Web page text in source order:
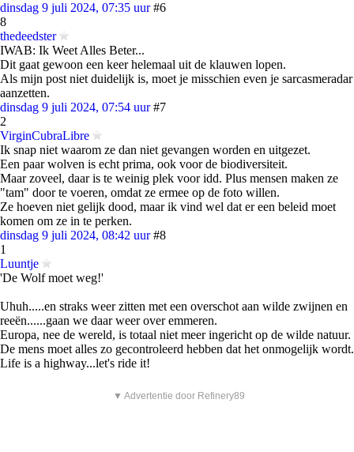
dinsdag 9 juli 2024, 07:35 uur #6
8
thedeedster
IWAB: Ik Weet Alles Beter...
Dit gaat gewoon een keer helemaal uit de klauwen lopen.
Als mijn post niet duidelijk is, moet je misschien even je sarcasmeradar
aanzetten.
dinsdag 9 juli 2024, 07:54 uur #7
2
VirginCubraLibre
Ik snap niet waarom ze dan niet gevangen worden en uitgezet.
Een paar wolven is echt prima, ook voor de biodiversiteit.
Maar zoveel, daar is te weinig plek voor idd. Plus mensen maken ze
"tam" door te voeren, omdat ze ermee op de foto willen.
Ze hoeven niet gelijk dood, maar ik vind wel dat er een beleid moet
komen om ze in te perken.
dinsdag 9 juli 2024, 08:42 uur #8
1
Luuntje
'De Wolf moet weg!'
Uhuh.....en straks weer zitten met een overschot aan wilde zwijnen en
reeën......gaan we daar weer over emmeren.
Europa, nee de wereld, is totaal niet meer ingericht op de wilde natuur.
De mens moet alles zo gecontroleerd hebben dat het onmogelijk wordt.
Life is a highway...let's ride it!
▼ Advertentie door Refinery89